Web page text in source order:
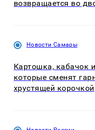
возвращается во
Новости Самары
Картошка, кабачок
которые сменят
хрустящей корочкой